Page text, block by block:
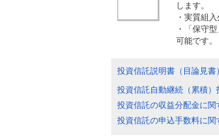
します。
・実質組
・「保守
可能です。
投資信託説明書（目論見書）
投資信託自動継続（累積）
投資信託の収益分配金に関
投資信託の申込手数料に関